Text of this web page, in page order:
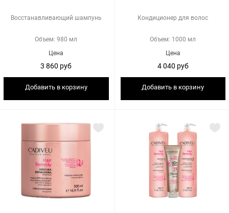
Восстанавливающий шампунь
Объем: 980 мл
Цена
3 860 руб
Добавить в корзину
Кондиционер для волос
Объем: 1000 мл
Цена
4 040 руб
Добавить в корзину